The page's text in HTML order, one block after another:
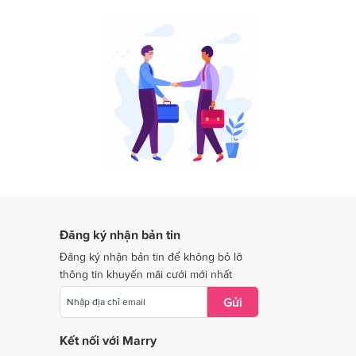
Dịch vụ cưới tại Long An
Dịch vụ cưới tại Ninh Thuận
Dịch vụ cưới tại Quảng Nam
Dịch vụ cưới tại Quảng Trị
Dịch vụ cưới tại Thái Nguyên
Dịch vụ cưới tại Bắc Giang
Đăng ký nhận bản tin
Đăng ký nhận bản tin để không bỏ lỡ
thông tin khuyến mãi cưới mới nhất
Gửi
Kết nối với Marry